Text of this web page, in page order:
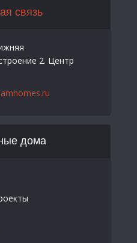
связь
2. Центр
дома